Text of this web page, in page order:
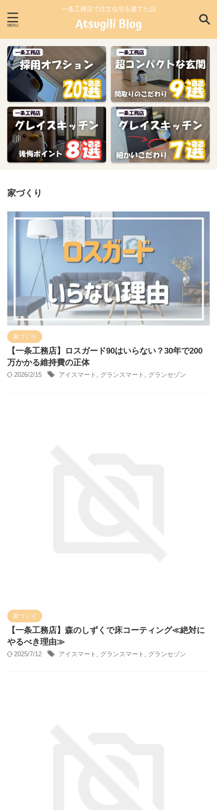
一条工務店で注文住宅を建てた話
家づくり
家づくり
【一条工務店】ロスガード90はいらない？30年で200
万かかる維持費の正体
2026/2/15 アイスマート グランスマート グランセゾン
家づくり
【一条工務店】森のしずくで床コーティング≪絶対に
やるべき理由≫
2025/7/12 アイスマート グランスマート グランセゾン